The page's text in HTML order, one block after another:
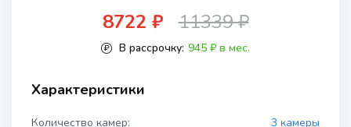
8722 ₽ 11339 ₽
В рассрочку: 945 ₽ в мес.
Характеристики
Количество камер:
3 камеры